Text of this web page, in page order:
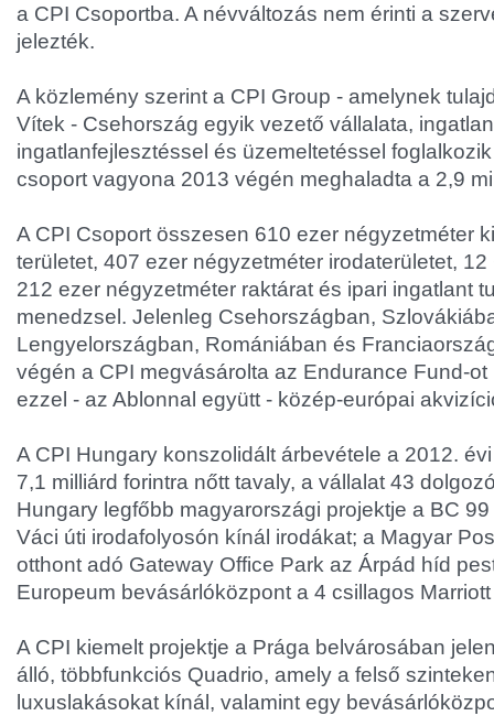
a CPI Csoportba. A névváltozás nem érinti a
jelezték.
A közlemény szerint a CPI Group - amelynek
Vítek - Csehország egyik vezető vállalata,
ingatlanfejlesztéssel és üzemeltetéssel
csoport vagyona 2013 végén meghaladta a 2,9
A CPI Csoport összesen 610 ezer négyzetméter
területet, 407 ezer négyzetméter irodaterületet,
212 ezer négyzetméter raktárat és ipari ingatlant
menedzsel. Jelenleg Csehországban,
Lengyelországban, Romániában és
végén a CPI megvásárolta az Endurance Fund-
ezzel - az Ablonnal együtt - közép-európai
A CPI Hungary konszolidált árbevétele a 2012.
7,1 milliárd forintra nőtt tavaly, a vállalat 43
Hungary legfőbb magyarországi projektje a BC
Váci úti irodafolyosón kínál irodákat; a Magyar
otthont adó Gateway Office Park az Árpád híd
Europeum bevásárlóközpont a 4 csillagos
A CPI kiemelt projektje a Prága belvárosában
álló, többfunkciós Quadrio, amely a felső
luxuslakásokat kínál, valamint egy